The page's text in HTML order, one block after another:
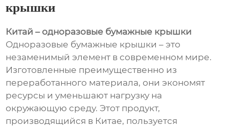
крышки
Китай – одноразовые бумажные крышки
Одноразовые бумажные крышки – это
незаменимый элемент в современном мире.
Изготовленные преимущественно из
переработанного материала, они экономят
ресурсы и уменьшают нагрузку на
окружающую среду. Этот продукт,
производящийся в Китае, пользуется